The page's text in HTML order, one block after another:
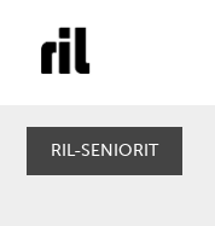
RIL-SENIORIT